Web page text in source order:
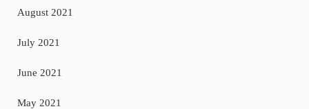
August 2021
July 2021
June 2021
May 2021